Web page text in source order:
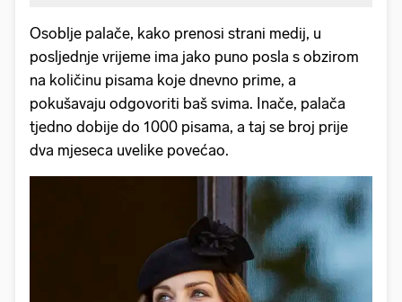
Osoblje palače, kako prenosi strani medij, u
posljednje vrijeme ima jako puno posla s obzirom
na količinu pisama koje dnevno prime, a
pokušavaju odgovoriti baš svima. Inače, palača
tjedno dobije do 1000 pisama, a taj se broj prije
dva mjeseca uvelike povećao.